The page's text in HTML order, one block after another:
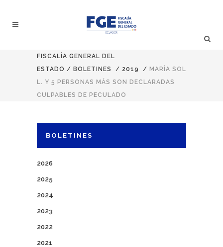
FISCALÍA GENERAL DEL
ESTADO / BOLETINES / 2019 / MARÍA SOL
L. Y 5 PERSONAS MÁS SON DECLARADAS
CULPABLES DE PECULADO
BOLETINES
2026
2025
2024
2023
2022
2021